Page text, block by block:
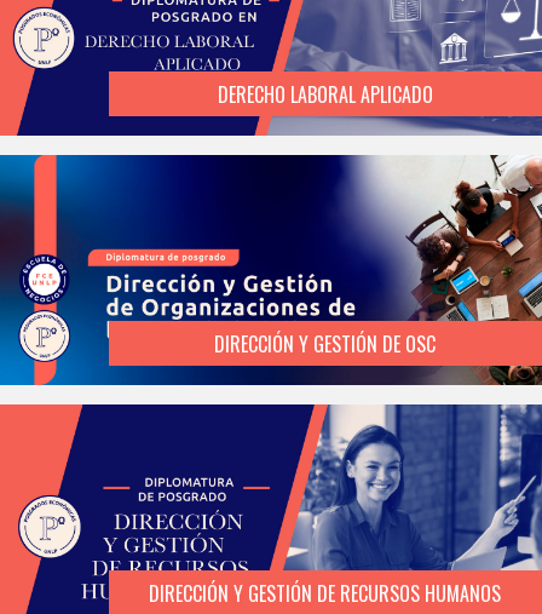
DERECHO LABORAL APLICADO
DIRECCIÓN Y GESTIÓN DE OSC
DIRECCIÓN Y GESTIÓN DE RECURSOS HUMANOS